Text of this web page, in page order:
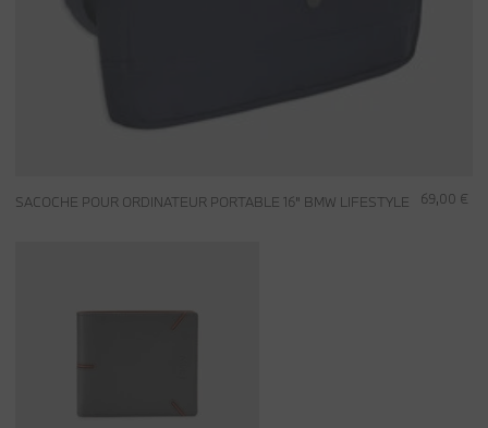
69,00 €
SACOCHE POUR ORDINATEUR PORTABLE 16" BMW LIFESTYLE